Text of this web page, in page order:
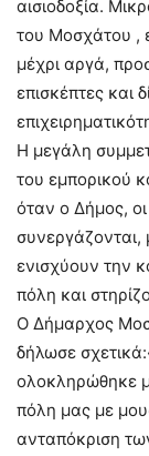
αισιοδοξία.
του Μοσχάτου ,
μέχρι αργά,
επισκέπτες και
Η μεγάλη
του εμπορικού
όταν ο Δήμος, οι
ενισχύουν την
πόλη και
Ο Δήμαρχος
δήλωσε
ολοκληρώθηκε
πόλη μας με
ανταπόκριση